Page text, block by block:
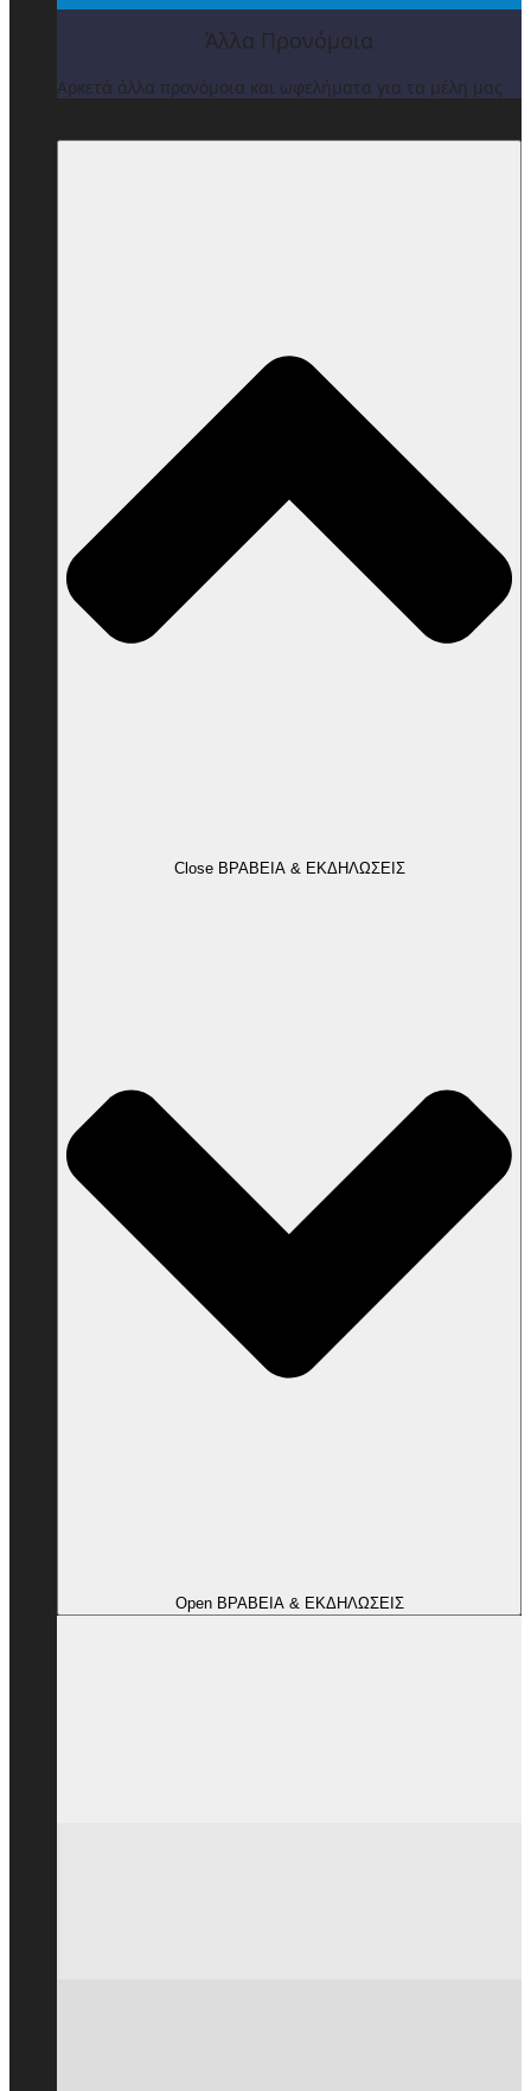
Άλλα Προνόμοια
Αρκετά άλλα προνόμοια και ωφελήματα για τα μέλη μας
Close ΒΡΑΒΕΙΑ & ΕΚΔΗΛΩΣΕΙΣ
Open ΒΡΑΒΕΙΑ & ΕΚΔΗΛΩΣΕΙΣ